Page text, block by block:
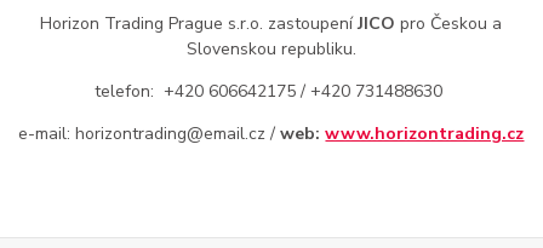
Horizon Trading Prague s.r.o. zastoupeníJICO pro Českou a
Slovenskou republiku.
telefon: +420 606642175 / +420 731488630
e-mail: horizontrading@email.cz /web:www.horizontrading.cz